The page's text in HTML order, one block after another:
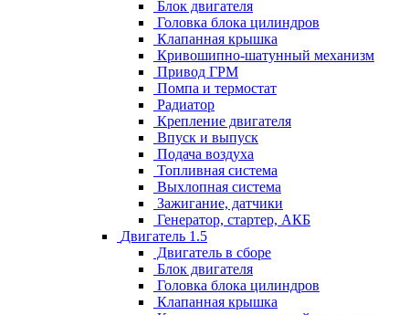
Блок двигателя
Головка блока цилиндров
Клапанная крышка
Кривошипно-шатунный механизм
Привод ГРМ
Помпа и термостат
Радиатор
Крепление двигателя
Впуск и выпуск
Подача воздуха
Топливная система
Выхлопная система
Зажигание, датчики
Генератор, стартер, АКБ
Двигатель 1.5
Двигатель в сборе
Блок двигателя
Головка блока цилиндров
Клапанная крышка